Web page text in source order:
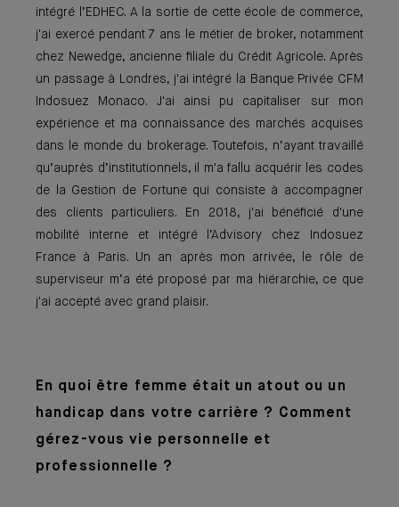
intégré l’EDHEC. A la sortie de cette école de commerce,
j'ai exercé pendant 7 ans le métier de broker, notamment
chez Newedge, ancienne filiale du Crédit Agricole. Après
un passage à Londres, j'ai intégré la Banque Privée CFM
Indosuez Monaco. J'ai ainsi pu capitaliser sur mon
expérience et ma connaissance des marchés acquises
dans le monde du brokerage. Toutefois, n’ayant travaillé
qu’auprès d’institutionnels, il m'a fallu acquérir les codes
de la Gestion de Fortune qui consiste à accompagner
des clients particuliers. En 2018, j'ai bénéficié d'une
mobilité interne et intégré l’Advisory chez Indosuez
France à Paris. Un an après mon arrivée, le rôle de
superviseur m’a été proposé par ma hiérarchie, ce que
j'ai accepté avec grand plaisir.
En quoi être femme était un atout ou un
handicap dans votre carrière ? Comment
gérez-vous vie personnelle et
professionnelle ?